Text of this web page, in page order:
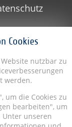
Cookies
nutzbar zu
werden.
um die Cookies zu
bearbeiten", um
Unter unseren